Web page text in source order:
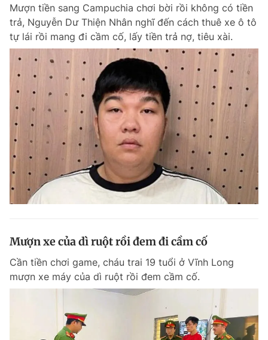
Giấy phép xuất bản số 110/GP - BTTTT cấp ngày 24.3.2020
© 2003-2026 Bản quyền thuộc về Báo Thanh Niên. Cấm sao chép
dưới mọi hình thức nếu không có sự chấp thuận bằng văn bản.
Phát triển bởi ePi Technologies, JSC.
Mượn tiền sang Campuchia chơi bời rồi không có tiền
trả, Nguyễn Dư Thiện Nhân nghĩ đến cách thuê xe ô tô
tự lái rồi mang đi cầm cố, lấy tiền trả nợ, tiêu xài.
Mượn xe của dì ruột rồi đem đi cầm cố
Cần tiền chơi game, cháu trai 19 tuổi ở Vĩnh Long
mượn xe máy của dì ruột rồi đem cầm cố.